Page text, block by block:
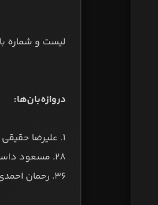
لیست و شماره
دروازه‌بان‌ها:
۱. علیرضا حقیقی
۲۸. مسعود داستانی
۳۶. رحمان احمدی